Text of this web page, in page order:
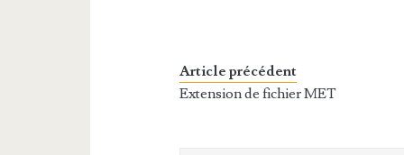
Article précédent
Extension de fichier MET